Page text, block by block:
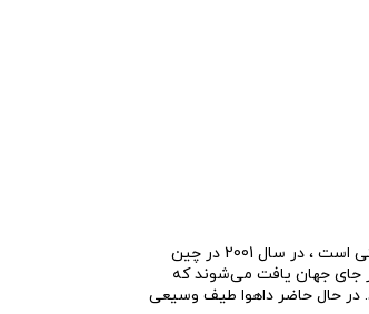
برند داهوا، با اسم شرکت داهوا تکنولوژی، که در زمینه ی تولید محصولات و خدمات دوربین های امنیتی در بازار شناخته میشود . این شرکت سهامی عام بوده و شرکتی دولتی است ، در سال 2001 در چین
در هر جای جهان یافت می‌شوند که
در حال حاضر داهوا طیف وسیعی